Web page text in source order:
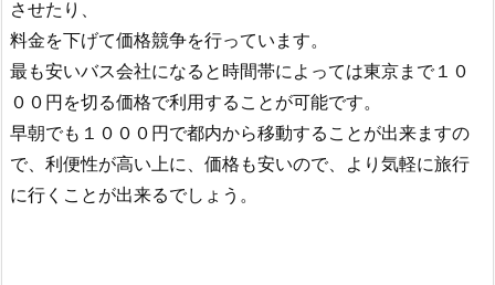
させたり、
料金を下げて価格競争を行っています。
最も安いバス会社になると時間帯によっては東京まで１０
００円を切る価格で利用することが可能です。
早朝でも１０００円で都内から移動することが出来ますの
で、利便性が高い上に、価格も安いので、より気軽に旅行
に行くことが出来るでしょう。